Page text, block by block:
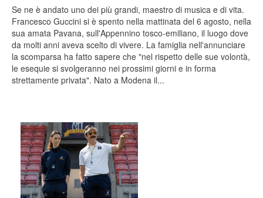
Se ne è andato uno dei più grandi, maestro di musica e di vita.
Francesco Guccini si è spento nella mattinata del 6 agosto, nella
sua amata Pavana, sull'Appennino tosco-emiliano, il luogo dove
da molti anni aveva scelto di vivere. La famiglia nell'annunciare
la scomparsa ha fatto sapere che "nel rispetto delle sue volontà,
le esequie si svolgeranno nei prossimi giorni e in forma
strettamente privata". Nato a Modena il...